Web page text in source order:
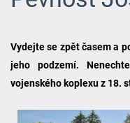
Vydejte se zpět časem a
jeho podzemí.
vojenského koplexu z 18.